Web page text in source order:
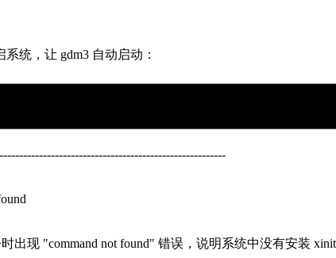
统，让 gdm3 自动启动：
出现 "command not found" 错误，说明系统中没有安装